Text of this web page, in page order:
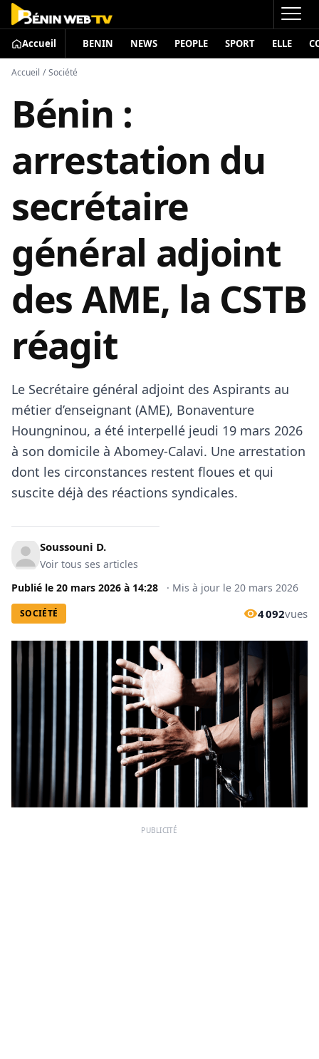
Accueil BENIN NEWS PEOPLE SPORT ELLE
Accueil / Société
Bénin :
arrestation du
secrétaire
général adjoint
des AME, la CSTB
réagit
Le Secrétaire général adjoint des Aspirants au
métier d’enseignant (AME), Bonaventure
Houngninou, a été interpellé jeudi 19 mars 2026
à son domicile à Abomey-Calavi. Une arrestation
dont les circonstances restent floues et qui
suscite déjà des réactions syndicales.
Soussouni D.
Voir tous ses articles
Publié le 20 mars 2026 à 14:28 · Mis à jour le 20 mars 2026
SOCIÉTÉ 4 092vues
PUBLICITÉ